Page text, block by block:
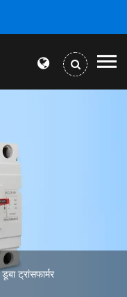
ट्रांसफार्मर